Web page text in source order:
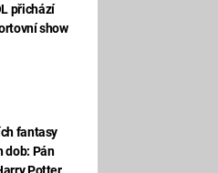
přichází
show
fantasy
dob: Pán
Potter